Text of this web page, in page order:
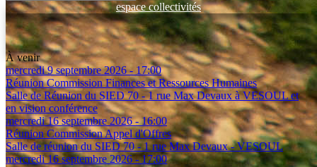
espace collectivités
Espace entreprises
Espace Client - Réseau de Chaleur
Espace documentation
À venir
mercredi 9 septembre 2026 - 17:00
Réunion Commission Finances et Ressources Humaines
Salle de Réunion du SIED 70 - 1 rue Max Devaux à VESOUL et
en vision conférence
mercredi 16 septembre 2026 - 16:00
Réunion Commission Appel d'Offres
Salle de réunion du SIED 70 - 1 rue Max Devaux - VESOUL
mercredi 16 septembre 2026 - 17:00